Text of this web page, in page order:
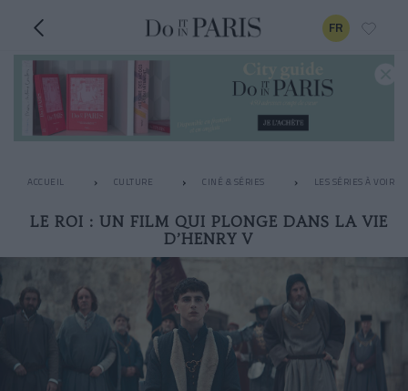
FR
ACCUEIL CULTURE CINÉ & SÉRIES LES SÉRIES À VOIR
LE ROI : UN FILM QUI PLONGE DANS LA VIE
D’HENRY V